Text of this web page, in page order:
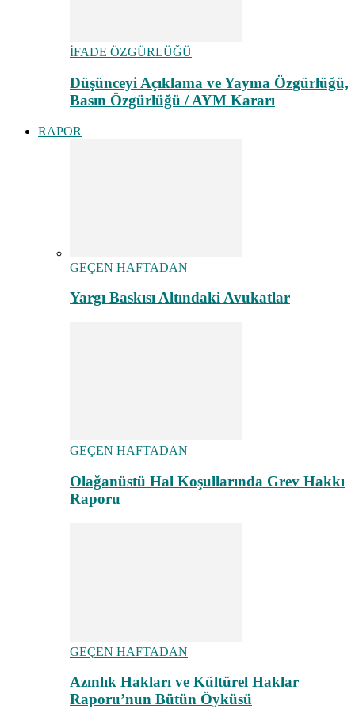
İFADE ÖZGÜRLÜĞÜ
Düşünceyi Açıklama ve Yayma Özgürlüğü,
Basın Özgürlüğü / AYM Kararı
RAPOR
GEÇEN HAFTADAN
Yargı Baskısı Altındaki Avukatlar
GEÇEN HAFTADAN
Olağanüstü Hal Koşullarında Grev Hakkı
Raporu
GEÇEN HAFTADAN
Azınlık Hakları ve Kültürel Haklar
Raporu’nun Bütün Öyküsü